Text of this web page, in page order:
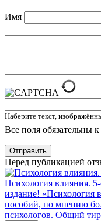
Имя
Наберите текст,
Все поля обязательны
Отправить
Перед публикацией
Психология влияния.
издание!
пособий, по мнению
психологов. Общий